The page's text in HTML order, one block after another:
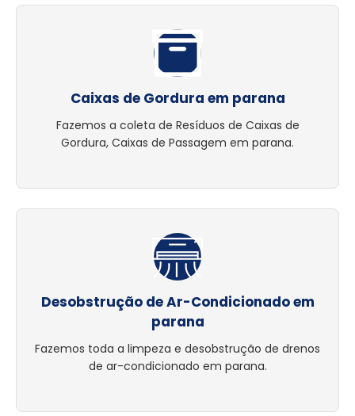
Caixas de Gordura em parana
Fazemos a coleta de Resíduos de Caixas de
Gordura, Caixas de Passagem em parana.
Desobstrução de Ar-Condicionado em
parana
Fazemos toda a limpeza e desobstrução de drenos
de ar-condicionado em parana.